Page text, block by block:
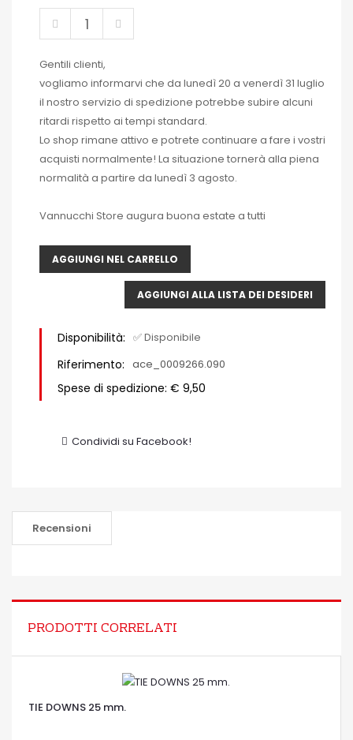
Gentili clienti,
vogliamo informarvi che da lunedì 20 a venerdì 31 luglio
il nostro servizio di spedizione potrebbe subire alcuni
ritardi rispetto ai tempi standard.
Lo shop rimane attivo e potrete continuare a fare i vostri
acquisti normalmente! La situazione tornerà alla piena
normalità a partire da lunedì 3 agosto.
Vannucchi Store augura buona estate a tutti
AGGIUNGI NEL CARRELLO
AGGIUNGI ALLA LISTA DEI DESIDERI
Disponibilità: ✅ Disponibile
Riferimento: ace_0009266.090
Spese di spedizione: € 9,50
Condividi su Facebook!
Recensioni
PRODOTTI CORRELATI
TIE DOWNS 25 mm.